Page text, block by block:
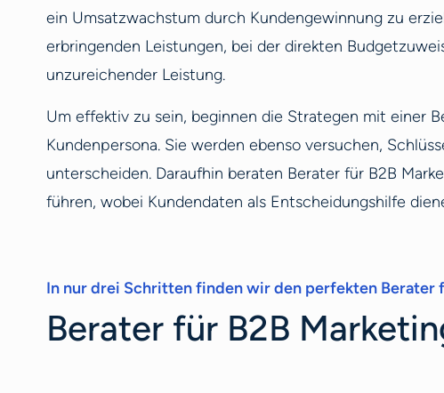
ein Umsatzwachstum durch Kundengewinnung zu
erbringenden Leistungen, bei der direkten
unzureichender Leistung.
Um effektiv zu sein, beginnen die Strategen mit einer
Kundenpersona. Sie werden ebenso versuchen,
unterscheiden. Daraufhin beraten Berater für B2B
führen, wobei Kundendaten als Entscheidungshilfe
In nur drei Schritten finden wir den perfekten Berater
Berater für B2B